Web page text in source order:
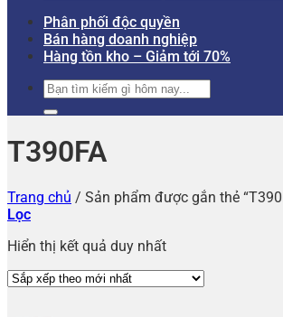
Phân phối độc quyền
Bán hàng doanh nghiệp
Hàng tồn kho – Giảm tới 70%
Tìm
kiếm:
T390FA
Trang chủ / Sản phẩm được gắn thẻ
Lọc
Hiển thị kết quả duy nhất